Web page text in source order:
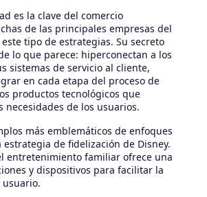
es la clave del comercio
de las principales empresas del
tipo de estrategias. Su secreto
lo que parece: hiperconectan a los
sistemas de servicio al cliente,
en cada etapa del proceso de
productos tecnológicos que
necesidades de los usuarios.
más emblemáticos de enfoques
estrategia de fidelización de Disney.
entretenimiento familiar ofrece una
y dispositivos para facilitar la